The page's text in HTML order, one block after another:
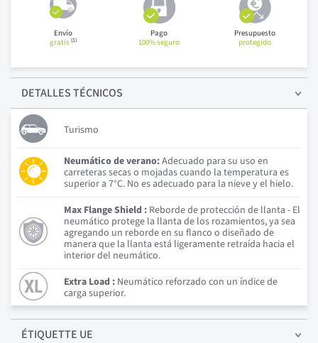
Envío
gratis(1)
Pago
100% seguro
Presupuesto
protegido
DETALLESTÉCNICOS
Turismo
Neumático de verano:Adecuado para su uso en
carreteras secas o mojadas cuando la temperatura es
superior a 7°C. No es adecuado para la nieve y el hielo.
Max Flange Shield : Reborde de protección de llanta - El
neumático protege la llanta de los rozamientos, ya sea
agregando un reborde en su flanco o diseñado de
manera que la llanta está ligeramente retraída hacia el
interior del neumático.
Extra Load : Neumático reforzado con un índice de
carga superior.
ÉTIQUETTE UE